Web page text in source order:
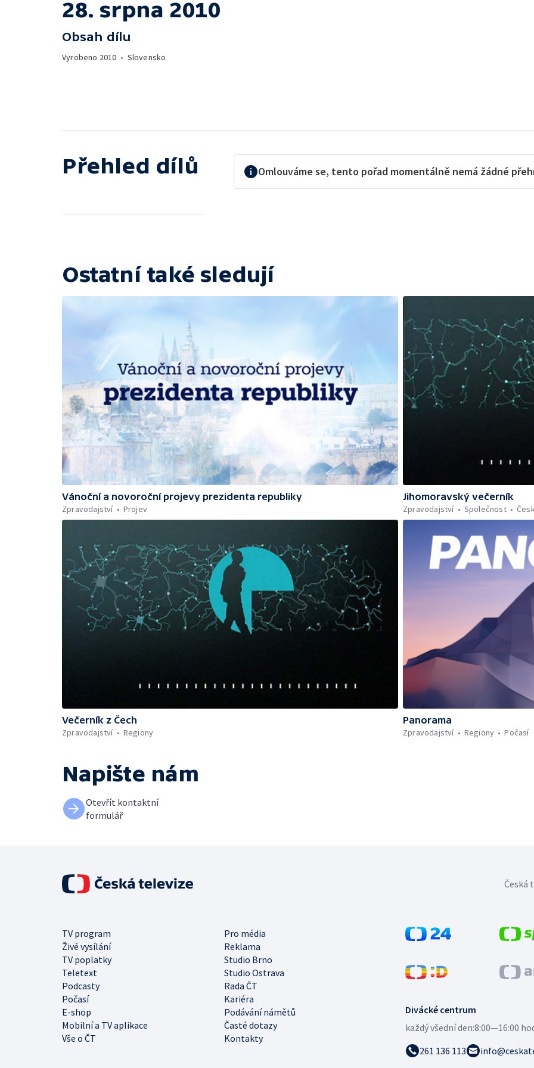
28. srpna 2010
Obsah dílu
Vyrobeno 2010 • Slovensko
Přehled dílů Omlouváme se, tento pořad momentálně nemá žádné
Ostatní také sledují
Vánoční a novoroční projevy prezidenta republiky
Zpravodajství
Projev
Jihomoravský večerník
Zpravodajství
Společnost
Večerník z Čech
Zpravodajství
Regiony
Panorama
Zpravodajství
Regiony Počasí
Napište nám
Otevřít kontaktní
formulář
Divácké centrum
každý všední den:8:00—16:00
261 136 113
TV program
Pro média
Živé vysílání
Reklama
TV poplatky
Studio Brno
Teletext
Studio Ostrava
Podcasty
Rada ČT
Počasí
Kariéra
E-shop
Podávání námětů
Mobilní a TV aplikace
Časté dotazy
Vše o ČT
Kontakty
Česká